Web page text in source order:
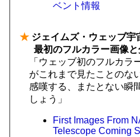
ベント情報
★ ジェイムズ・ウェッブ宇
最初のフルカラー画像
「ウェッブ初のフルカラ
がこれまで見たことのな
感嘆する、またとない瞬
しょう」
First Images From
Telescope Coming